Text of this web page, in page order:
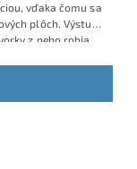
vďaka čomu sa
plôch. Výstup
z neho robia